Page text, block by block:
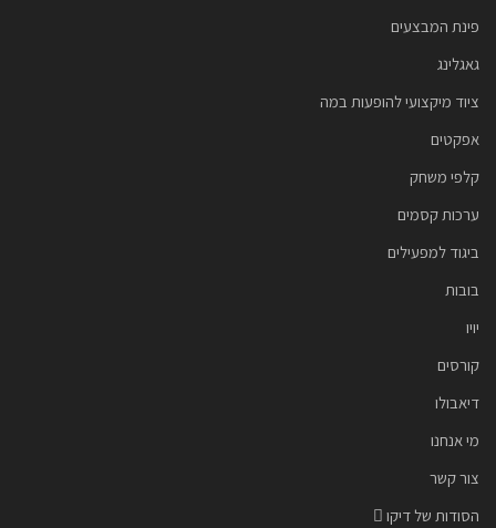
פינת המבצעים
גאגלינג
ציוד מיקצועי להופעות במה
אפקטים
קלפי משחק
ערכות קסמים
ביגוד למפעילים
בובות
יויו
קורסים
דיאבולו
מי אנחנו
צור קשר
הסודות של דיקו